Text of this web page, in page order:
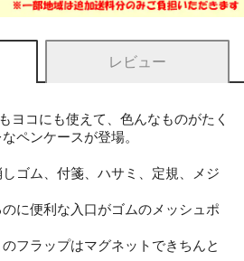
レビュー
ヨコにも使えて、色んなものがたく
ペンケースが登場。
ゴム、付箋、ハサミ、定規、メジ
に便利な入口がゴムのメッシュポ
フラップはマグネットできちんと